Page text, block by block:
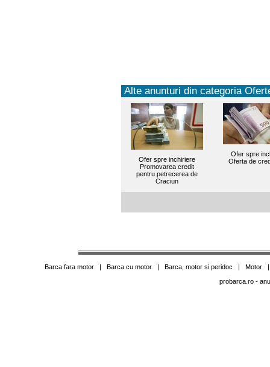
Alte anunturi din categoria
Ofer spre inchiriere
Promovarea credit
pentru petrecerea de
Craciun
Ofer spre
Oferta de
Barca fara motor| Barca cu motor| Barca, motor si peridoc | Motor
probarca.ro-